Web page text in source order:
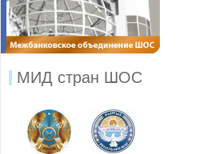
МИД стран ШОС